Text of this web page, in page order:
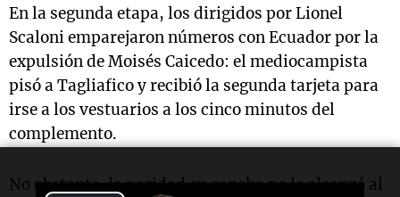
En la segunda etapa, los dirigidos por Lionel
Scaloni emparejaron números con Ecuador por la
expulsión de Moisés Caicedo: el mediocampista
pisó a Tagliafico y recibió la segunda tarjeta para
irse a los vestuarios a los cinco minutos del
complemento.
No obstante, la paridad en cancha no le alcanzó al